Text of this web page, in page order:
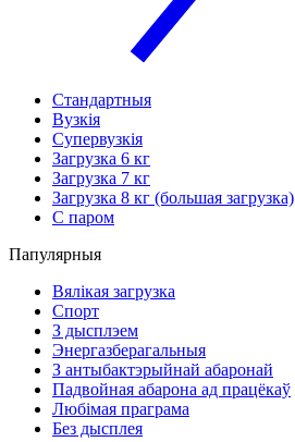
Стандартныя
Вузкія
Супервузкія
Загрузка 6 кг
Загрузка 7 кг
Загрузка 8 кг (большая загрузка)
С паром
Папулярныя
Вялікая загрузка
Спорт
З дысплэем
Энергазберагальныя
З антыбактэрыйнай абаронай
Падвойная абарона ад працёкаў
Любімая праграма
Без дысплея